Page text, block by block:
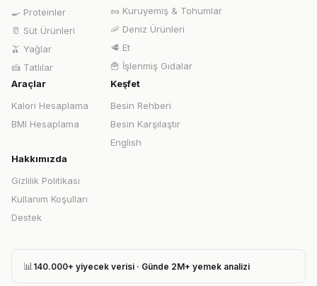
🍳 Proteinler
🥛 Süt Ürünleri
🫒 Yağlar
🍰 Tatlılar
🥜 Kuruyemiş & Tohumlar
🦐 Deniz Ürünleri
🥩 Et
🍟 İşlenmiş Gıdalar
Araçlar
Kalori Hesaplama
BMI Hesaplama
Keşfet
Besin Rehberi
Besin Karşılaştır
English
Hakkımızda
Gizlilik Politikası
Kullanım Koşulları
Destek
📊 140.000+ yiyecek verisi · Günde 2M+ yemek analizi